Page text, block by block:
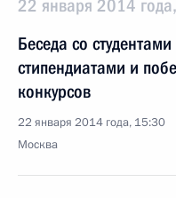
22 января 2014
Беседа со
стипендиатами и
конкурсов
22 января 2014 года, 15:30
Москва